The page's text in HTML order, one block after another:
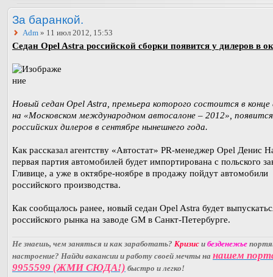
За баранкой.
Adm » 11 июл 2012, 15:53
Седан Opel Astra российской сборки появится у дилеров в
Новый седан Opel Astra, премьера которого состоится в конце
на «Московском международном автосалоне – 2012»,
российских дилеров в сентябре нынешнего года.
Как рассказал агентству «Автостат» PR-менеджер Opel Денис
первая партия автомобилей будет импортирована с польского
Гливице, а уже в октябре-ноябре в продажу пойдут автомобили
российского производства.
Как сообщалось ранее, новый седан Opel Astra будет
российского рынка на заводе GM в Санкт-Петербурге.
Не знаешь, чем заняться и как заработать? Кризис и безденежье
настроение? Найди вакансии и работу своей мечты на нашем
9955599 (ЖМИ СЮДА!) быстро и легко!